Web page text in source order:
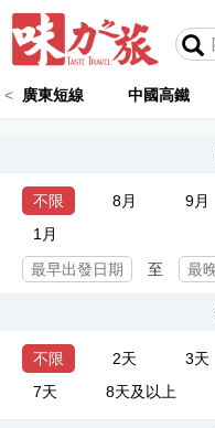
< 廣東短線 中國高鐵
不限 8月 9月
1月
至
不限 2天 3天
7天
8天及以上